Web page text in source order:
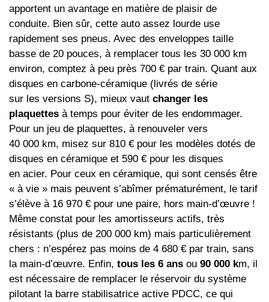
apportent un avantage en matière de plaisir de
conduite. Bien sûr, cette auto assez lourde use
rapidement ses pneus. Avec des enveloppes taille
basse de 20 pouces, à remplacer tous les 30 000 km
environ, comptez à peu près 700 € par train. Quant aux
disques en carbone-céramique (livrés de série
sur les versions S), mieux vaut changer les
plaquettes à temps pour éviter de les endommager.
Pour un jeu de plaquettes, à renouveler vers
40 000 km, misez sur 810 € pour les modèles dotés de
disques en céramique et 590 € pour les disques
en acier. Pour ceux en céramique, qui sont censés être
« à vie » mais peuvent s’abîmer prématurément, le tarif
s’élève à 16 970 € pour une paire, hors main-d’œuvre !
Même constat pour les amortisseurs actifs, très
résistants (plus de 200 000 km) mais particulièrement
chers : n’espérez pas moins de 4 680 € par train, sans
la main-d’œuvre. Enfin, tous les 6 ans ou 90 000 km, il
est nécessaire de remplacer le réservoir du système
pilotant la barre stabilisatrice active PDCC, ce qui